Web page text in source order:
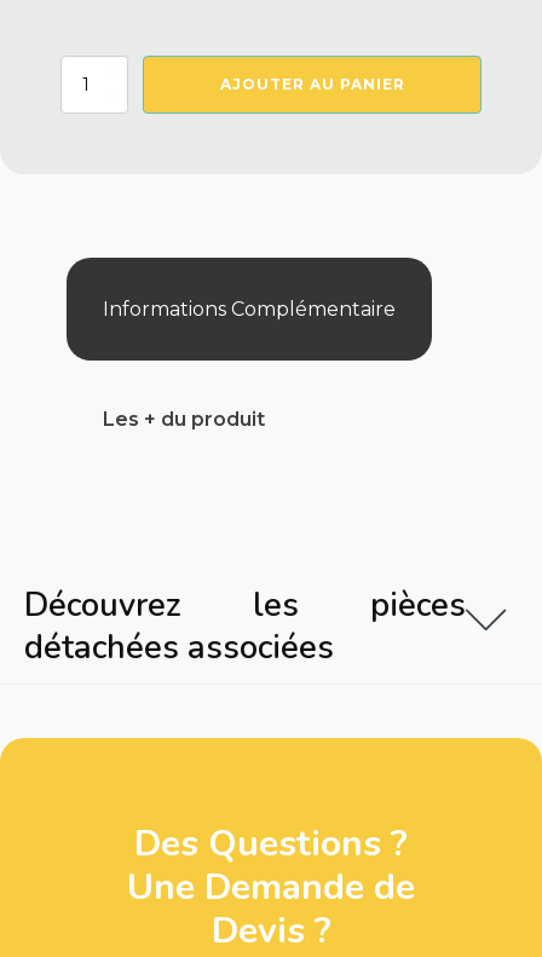
quantité
AJOUTER AU PANIER
Informations Complémentaire
Les + du produit
Découvrez les pièces
détachées associées
Des Questions ?
Une Demande de
Devis ?